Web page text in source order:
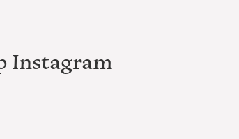
Instagram